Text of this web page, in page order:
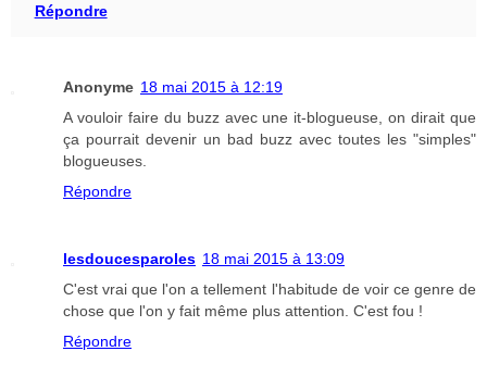
Répondre
Anonyme 18 mai 2015 à 12:19
A vouloir faire du buzz avec une it-blogueuse, on dirait que
ça pourrait devenir un bad buzz avec toutes les "simples"
blogueuses.
Répondre
lesdoucesparoles 18 mai 2015 à 13:09
C'est vrai que l'on a tellement l'habitude de voir ce genre de
chose que l'on y fait même plus attention. C'est fou !
Répondre